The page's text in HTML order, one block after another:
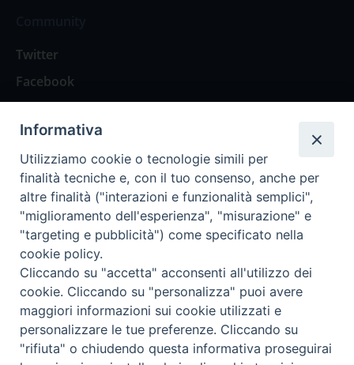
Twitter
Facebook
Contattaci
Spazio Lettori
Eventi
Eventi diocesani
Privacy Policy Informativa Cookie
Informativa
Utilizziamo cookie o tecnologie simili per
finalità tecniche e, con il tuo consenso, anche per
altre finalità ("interazioni e funzionalità semplici",
"miglioramento dell'esperienza", "misurazione" e
"targeting e pubblicità") come specificato nella
cookie policy.
Cliccando su "accetta" acconsenti all'utilizzo dei
cookie. Cliccando su "personalizza" puoi avere
maggiori informazioni sui cookie utilizzati e
personalizzare le tue preferenze. Cliccando su
"rifiuta" o chiudendo questa informativa proseguirai